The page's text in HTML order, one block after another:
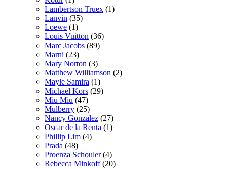
Lambertson Truex (1)
Lanvin (35)
Loewe (1)
Louis Vuitton (36)
Marc Jacobs (89)
Marni (23)
Mary Norton (3)
Matthew Williamson (2)
Mayle Samira (1)
Michael Kors (29)
Miu Miu (47)
Mulberry (25)
Nancy Gonzalez (27)
Oscar de la Renta (1)
Phillip Lim (4)
Prada (48)
Proenza Schouler(4)
Rebecca Minkoff(20)